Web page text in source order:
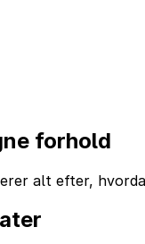
forhold
alt efter,